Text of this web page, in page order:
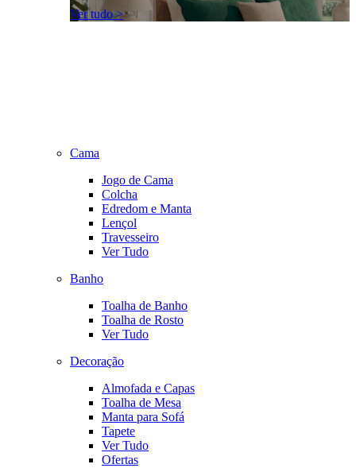
Ver tudo >
Cama
Jogo de Cama
Colcha
Edredom e Manta
Lençol
Travesseiro
Ver Tudo
Banho
Toalha de Banho
Toalha de Rosto
Ver Tudo
Decoração
Almofada e Capas
Toalha de Mesa
Manta para Sofá
Tapete
Ver Tudo
Ofertas